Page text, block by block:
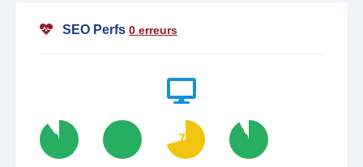
SEO Perfs 0 erreurs
90 71 92